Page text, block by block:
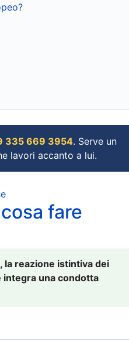
335 669 3954. Serve un
lavori accanto a lui.
fare
la reazione istintiva dei
una condotta